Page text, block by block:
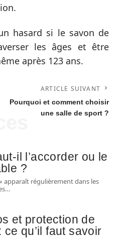
hasard si le savon de
les âges et être
après 123 ans.
ARTICLE SUIVANT
Pourquoi et comment choisir
une salle de sport ?
il l’accorder ou le
?
apparaît régulièrement dans les
…
et protection de
qu’il faut savoir